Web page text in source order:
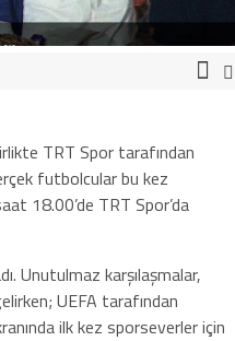
TRT Spor tarafından
futbolcular bu kez
18.00’de TRT Spor’da
Unutulmaz karşılaşmalar,
UEFA tarafından
ilk kez sporseverler için